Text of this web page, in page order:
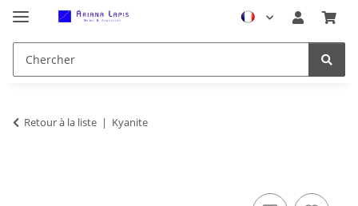
Retour à la liste Kyanite